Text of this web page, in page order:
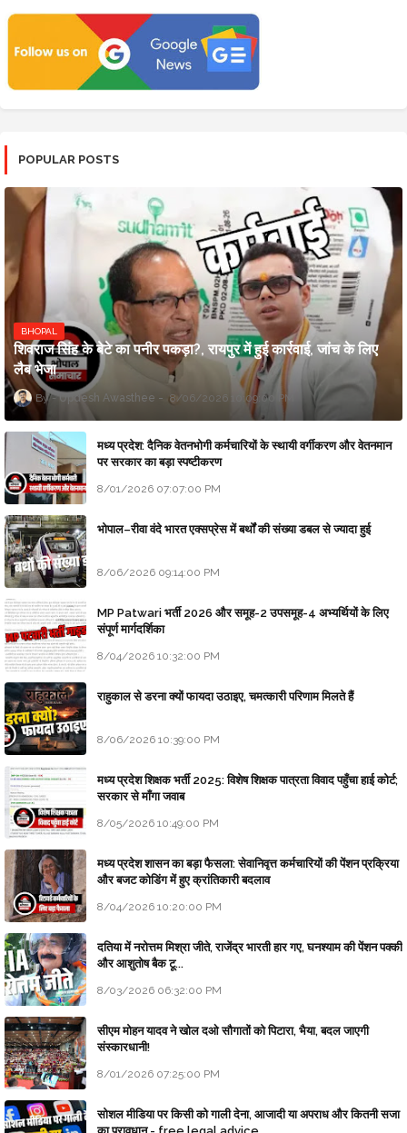
POPULAR POSTS
BHOPAL
शिवराज सिंह के बेटे का पनीर पकड़ा?, रायपुर में हुई कार्रवाई, जांच के लिए
लैब भेजा
Updesh Awasthee 8/06/2026 10:09:00 PM
मध्य प्रदेश: दैनिक वेतनभोगी कर्मचारियों के स्थायी वर्गीकरण और वेतनमान
पर सरकार का बड़ा स्पष्टीकरण
8/01/2026 07:07:00 PM
भोपाल–रीवा वंदे भारत एक्सप्रेस में बर्थों की संख्या डबल से ज्यादा हुई
8/06/2026 09:14:00 PM
MP Patwari भर्ती 2026 और समूह-2 उपसमूह-4 अभ्यर्थियों के लिए
संपूर्ण मार्गदर्शिका
8/04/2026 10:32:00 PM
राहुकाल से डरना क्यों फायदा उठाइए, चमत्कारी परिणाम मिलते हैं
8/06/2026 10:39:00 PM
मध्य प्रदेश शिक्षक भर्ती 2025: विशेष शिक्षक पात्रता विवाद पहुँचा हाई कोर्ट;
सरकार से माँगा जवाब
8/05/2026 10:49:00 PM
मध्य प्रदेश शासन का बड़ा फैसला: सेवानिवृत्त कर्मचारियों की पेंशन प्रक्रिया
और बजट कोडिंग में हुए क्रांतिकारी बदलाव
8/04/2026 10:20:00 PM
दतिया में नरोत्तम मिश्रा जीते, राजेंद्र भारती हार गए, घनश्याम की पेंशन पक्की
और आशुतोष बैक टू...
8/03/2026 06:32:00 PM
सीएम मोहन यादव ने खोल दओ सौगातों को पिटारा, भैया, बदल जाएगी
संस्कारधानी!
8/01/2026 07:25:00 PM
सोशल मीडिया पर किसी को गाली देना, आजादी या अपराध और कितनी सजा